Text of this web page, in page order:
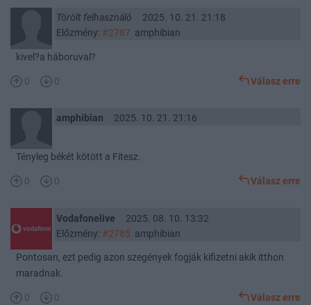
Törölt felhasználó
2025. 10. 21. 21:18
Előzmény: #2787 amphibian
kivel?a háboruval?
0 0 Válasz erre
amphibian 2025. 10. 21. 21:16
Tényleg békét kötött a Fitesz.
0 0 Válasz erre
Vodafonelive
2025. 08. 10. 13:32
Előzmény: #2785 amphibian
Pontosan, ezt pedig azon szegények fogják kifizetni akik itthon
maradnak.
0 0 Válasz erre